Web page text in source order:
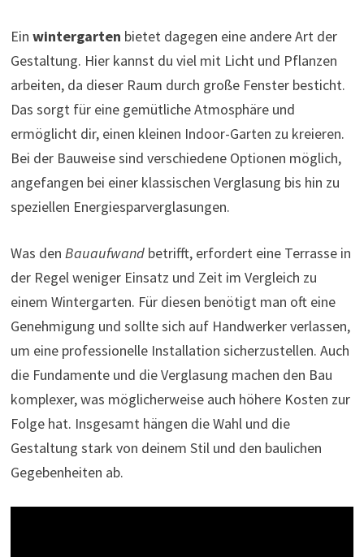
Ein wintergarten bietet dagegen eine andere Art der
Gestaltung. Hier kannst du viel mit Licht und Pflanzen
arbeiten, da dieser Raum durch große Fenster besticht.
Das sorgt für eine gemütliche Atmosphäre und
ermöglicht dir, einen kleinen Indoor-Garten zu kreieren.
Bei der Bauweise sind verschiedene Optionen möglich,
angefangen bei einer klassischen Verglasung bis hin zu
speziellen Energiesparverglasungen.
Was den Bauaufwandbetrifft, erfordert eine Terrasse in
der Regel weniger Einsatz und Zeit im Vergleich zu
einem Wintergarten. Für diesen benötigt man oft eine
Genehmigung und sollte sich auf Handwerker verlassen,
um eine professionelle Installation sicherzustellen. Auch
die Fundamente und die Verglasung machen den Bau
komplexer, was möglicherweise auch höhere Kosten zur
Folge hat. Insgesamt hängen die Wahl und die
Gestaltung stark von deinem Stil und den baulichen
Gegebenheiten ab.